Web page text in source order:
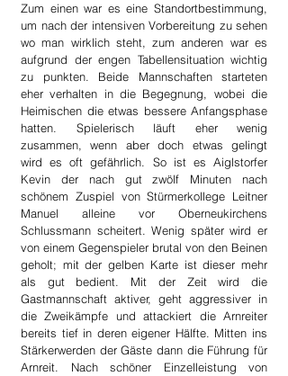
Zum einen war es eine Standortbestimmung,
um nach der intensiven Vorbereitung zu sehen
wo man wirklich steht, zum anderen war es
aufgrund der engen Tabellensituation wichtig
zu punkten. Beide Mannschaften starteten
eher verhalten in die Begegnung, wobei die
Heimischen die etwas bessere Anfangsphase
hatten. Spielerisch läuft eher wenig
zusammen, wenn aber doch etwas gelingt
wird es oft gefährlich. So ist es Aiglstorfer
Kevin der nach gut zwölf Minuten nach
schönem Zuspiel von Stürmerkollege Leitner
Manuel alleine vor Oberneukirchens
Schlussmann scheitert. Wenig später wird er
von einem Gegenspieler brutal von den Beinen
geholt; mit der gelben Karte ist dieser mehr
als gut bedient. Mit der Zeit wird die
Gastmannschaft aktiver, geht aggressiver in
die Zweikämpfe und attackiert die Arnreiter
bereits tief in deren eigener Hälfte. Mitten ins
Stärkerwerden der Gäste dann die Führung für
Arnreit. Nach schöner Einzelleistung von